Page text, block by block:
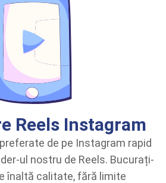
Reels Instagram
de pe Instagram rapid
ul nostru de Reels. Bucurați-
înaltă calitate, fără limite